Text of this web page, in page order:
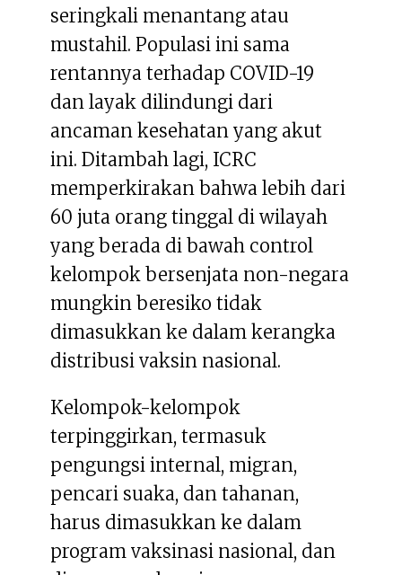
seringkali menantang atau
mustahil. Populasi ini sama
rentannya terhadap COVID-19
dan layak dilindungi dari
ancaman kesehatan yang akut
ini. Ditambah lagi, ICRC
memperkirakan bahwa lebih dari
60 juta orang tinggal di wilayah
yang berada di bawah control
kelompok bersenjata non-negara
mungkin beresiko tidak
dimasukkan ke dalam kerangka
distribusi vaksin nasional.
Kelompok-kelompok
terpinggirkan, termasuk
pengungsi internal, migran,
pencari suaka, dan tahanan,
harus dimasukkan ke dalam
program vaksinasi nasional, dan